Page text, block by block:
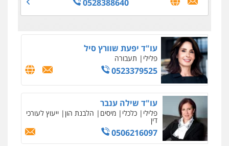
0528388640
סמים
0542068898
עו"ד שגיא אקו
פלילי מעצרים וחקירות
עורכי דין לענייני אסירים
0525279829
עו"ד שאדי כבהא
פלילי עורכי דין לענייני אסירים
0525556970